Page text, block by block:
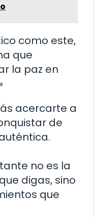
como este,
que
la paz en
acercarte a
de
no es la
digas, sino
que